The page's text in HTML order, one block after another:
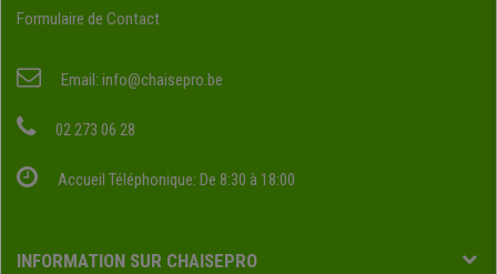
Formulaire de Contact
Email: info@chaisepro.be
02 273 06 28
Accueil Téléphonique: De 8:30 à 18:00
INFORMATION SUR CHAISEPRO